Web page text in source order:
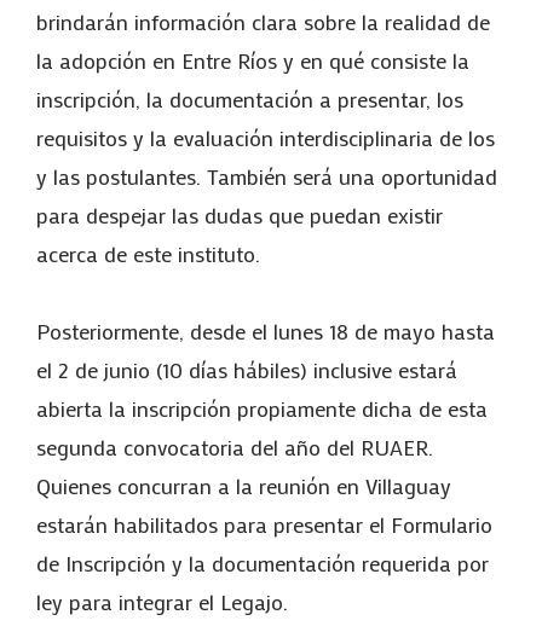
brindarán información clara sobre la realidad de
la adopción en Entre Ríos y en qué consiste la
inscripción, la documentación a presentar, los
requisitos y la evaluación interdisciplinaria de los
y las postulantes. También será una oportunidad
para despejar las dudas que puedan existir
acerca de este instituto.
Posteriormente, desde el lunes 18 de mayo hasta
el 2 de junio (10 días hábiles) inclusive estará
abierta la inscripción propiamente dicha de esta
segunda convocatoria del año del RUAER.
Quienes concurran a la reunión en Villaguay
estarán habilitados para presentar el Formulario
de Inscripción y la documentación requerida por
ley para integrar el Legajo.